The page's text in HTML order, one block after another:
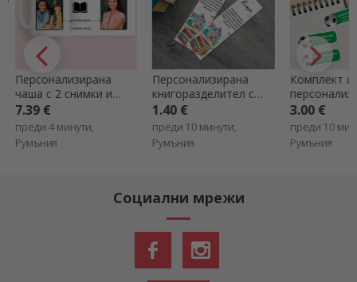
Персонализирана
чаша с 2 снимки и
текст
7.39 €
преди 4 минути,
Румъния
Персонализирана
книгоразделител с
послание - Магичният
свят на историите
1.40 €
преди 10 минути,
Румъния
Комплект
стикера
етикети)
Спорт
3.00 €
преди 10
Румъния
Социални мрежи